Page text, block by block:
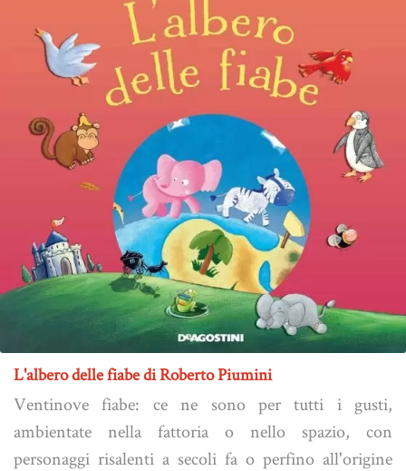
L'albero delle fiabe di Roberto Piumini
Ventinove fiabe: ce ne sono per tutti i gusti,
ambientate nella fattoria o nello spazio, con
personaggi risalenti a secoli fa o perfino all'origine